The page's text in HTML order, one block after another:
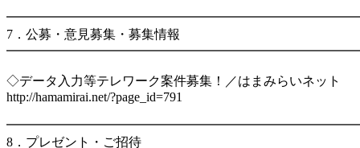
7．公募・意見募集・募集情報
◇データ入力等テレワーク案件募集！／はまみらいネット
http://hamamirai.net/?page_id=791
8．プレゼント・ご招待